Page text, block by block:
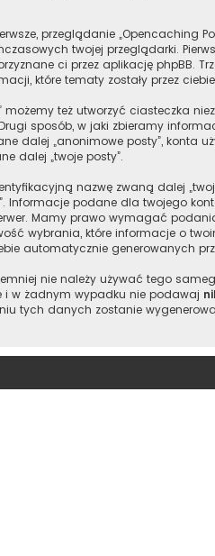
przeglądanie „Opencaching
twojej przeglądarki.
ci przez aplikację phpBB.
które tematy zostały przez
możemy też utworzyć ciasteczka
sposób, w jaki zbieramy
dalej „anonimowe posty”, konta
dalej „twoje posty”.
nazwę zwaną dalej
podane dla twojego
Mamy prawo wymagać
wybrania, które informacje o
automatycznie generowanych
nie należy używać tego
i w żadnym wypadku nie podawaj
tych danych zostanie